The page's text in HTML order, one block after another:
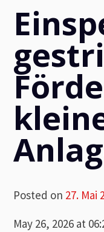
Posted on 27. Mai
May 26, 2026 at